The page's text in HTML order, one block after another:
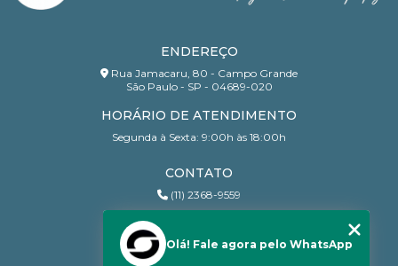
ENDEREÇO
Rua Jamacaru, 80 - Campo Grande
São Paulo - SP - 04689-020
HORÁRIO DE ATENDIMENTO
Segunda à Sexta: 9:00h às 18:00h
CONTATO
(11) 2368-9559
contato@sanchesri.com.br
Olá! Fale agora pelo WhatsApp